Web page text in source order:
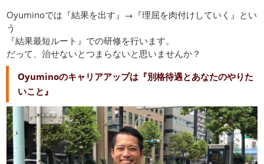
Oyuminoでは『結果を出す』→『理屈を肉付けしていく』とい
う
『結果最短ルート』での研修を行います。
だって、治せないとつまらないと思いませんか？
Oyuminoのキャリアアップは『別格待遇とあなたのやりた
いこと』